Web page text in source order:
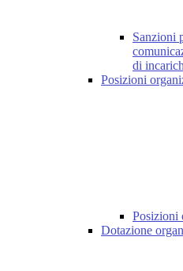
Sanzioni
di
Posizioni
Posizioni
Dotazione